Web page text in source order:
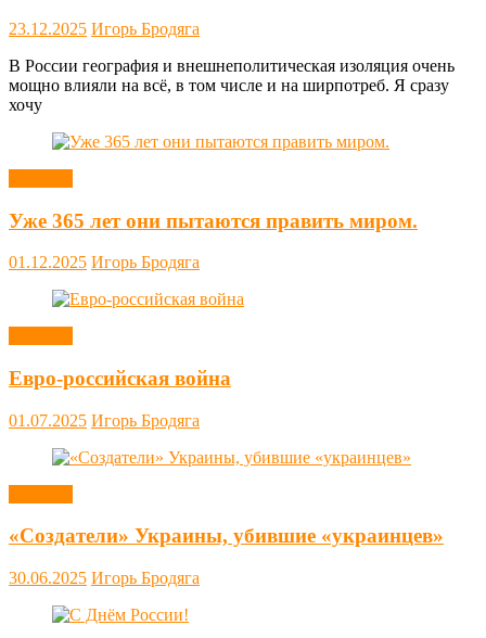
23.12.2025 Игорь Бродяга
В России география и внешнеполитическая изоляция очень
мощно влияли на всё, в том числе и на ширпотреб. Я сразу
хочу
Уже 365 лет они пытаются править миром.
01.12.2025 Игорь Бродяга
Евро-российская война
01.07.2025 Игорь Бродяга
«Создатели» Украины, убившие «украинцев»
30.06.2025 Игорь Бродяга